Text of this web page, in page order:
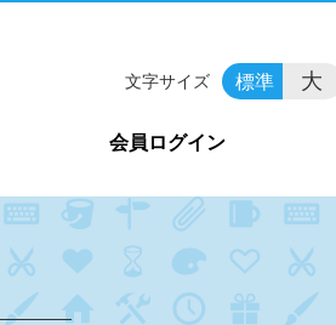
会員ログイン
文字サイズ 標準 大